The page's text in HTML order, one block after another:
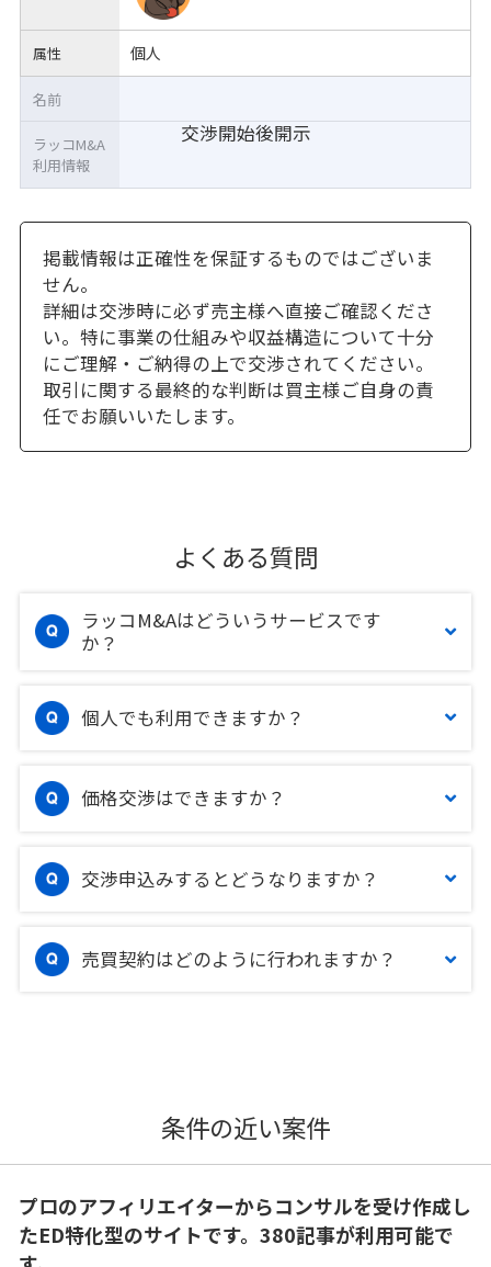
属性 個人
交渉開始後開示
名前
ラッコM&A
利用情報
掲載情報は正確性を保証するものではございま
せん。
詳細は交渉時に必ず売主様へ直接ご確認くださ
い。特に事業の仕組みや収益構造について十分
にご理解・ご納得の上で交渉されてください。
取引に関する最終的な判断は買主様ご自身の責
任でお願いいたします。
よくある質問
ラッコM&Aはどういうサービスです
か？
個人でも利用できますか？
価格交渉はできますか？
交渉申込みするとどうなりますか？
売買契約はどのように行われますか？
条件の近い案件
プロのアフィリエイターからコンサルを受け作成し
たED特化型のサイトです。380記事が利用可能で